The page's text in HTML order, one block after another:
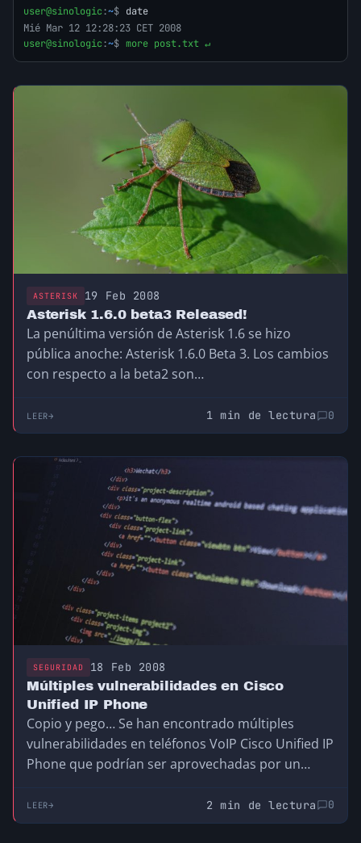
user@sinologic:~$ date
Mié Mar 12 12:28:23 CET 2008
user@sinologic:~$ more post.txt ↵
ASTERISK 19 Feb 2008
Asterisk 1.6.0 beta3 Released!
La penúltima versión de Asterisk 1.6 se hizo
pública anoche: Asterisk 1.6.0 Beta 3. Los cambios
con respecto a la beta2 son…
LEER 1 min de lectura 0
SEGURIDAD 18 Feb 2008
Múltiples vulnerabilidades en Cisco
Unified IP Phone
Copio y pego… Se han encontrado múltiples
vulnerabilidades en teléfonos VoIP Cisco Unified IP
Phone que podrían ser aprovechadas por un
LEER 2 min de lectura 0